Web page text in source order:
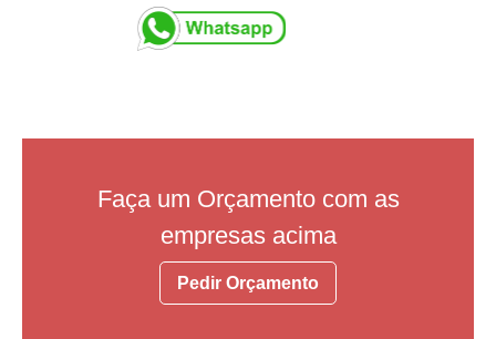
Faça um Orçamento com as
empresas acima
Pedir Orçamento